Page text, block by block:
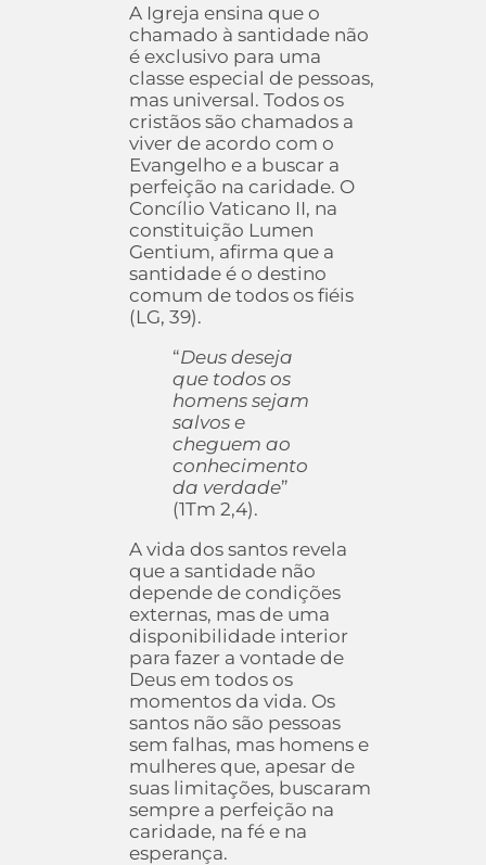
A Igreja ensina que o
chamado à santidade não
é exclusivo para uma
classe especial de pessoas,
mas universal. Todos os
cristãos são chamados a
viver de acordo com o
Evangelho e a buscar a
perfeição na caridade. O
Concílio Vaticano II, na
constituição Lumen
Gentium, afirma que a
santidade é o destino
comum de todos os fiéis
(LG, 39).
“Deus deseja
que todos os
homens sejam
salvos e
cheguem ao
conhecimento
da verdade”
(1Tm 2,4).
A vida dos santos revela
que a santidade não
depende de condições
externas, mas de uma
disponibilidade interior
para fazer a vontade de
Deus em todos os
momentos da vida. Os
santos não são pessoas
sem falhas, mas homens e
mulheres que, apesar de
suas limitações, buscaram
sempre a perfeição na
caridade, na fé e na
esperança.